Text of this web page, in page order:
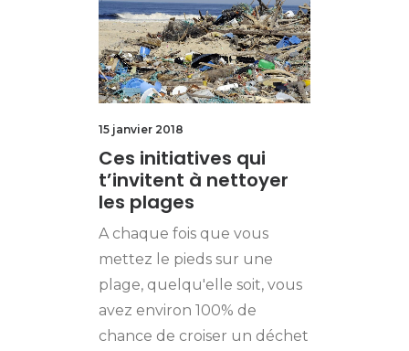
15 janvier 2018
Ces initiatives qui
t’invitent à nettoyer
les plages
A chaque fois que vous
mettez le pieds sur une
plage, quelqu'elle soit, vous
avez environ 100% de
chance de croiser un déchet